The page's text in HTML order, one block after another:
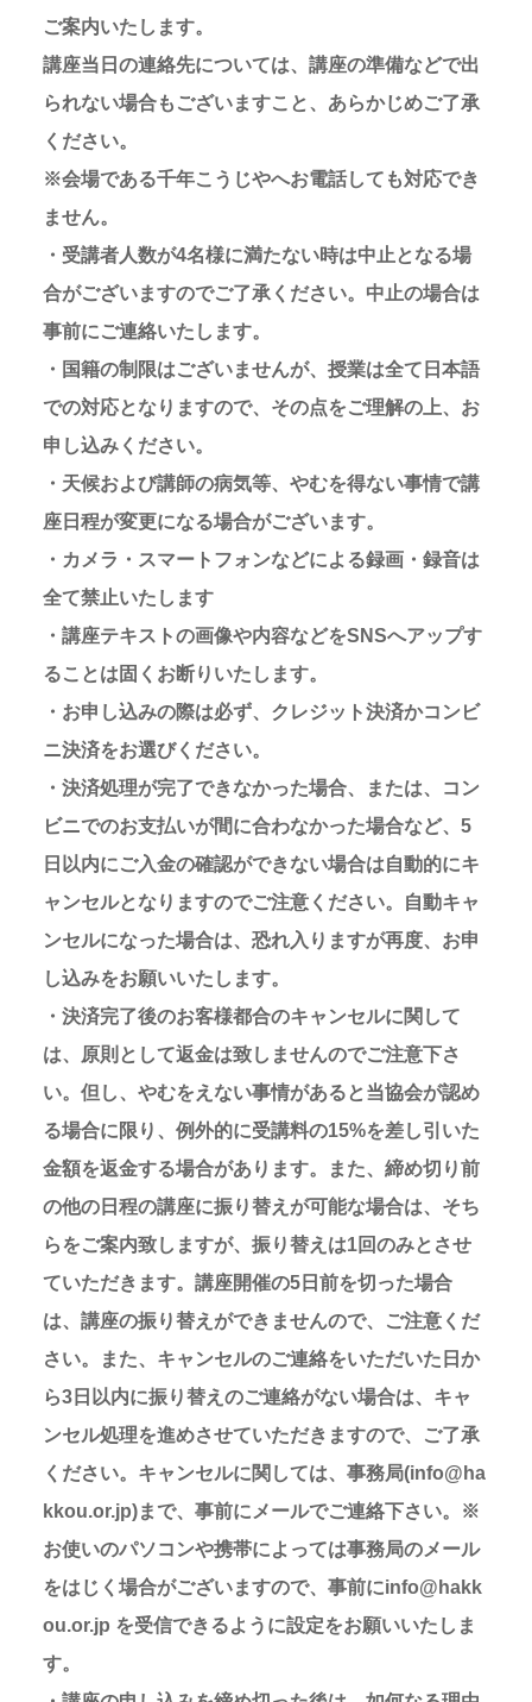
ご案内いたします。
講座当日の連絡先については、講座の準備などで出
られない場合もございますこと、あらかじめご了承
ください。
※会場である千年こうじやへお電話しても対応でき
ません。
・受講者人数が4名様に満たない時は中止となる場
合がございますのでご了承ください。中止の場合は
事前にご連絡いたします。
・国籍の制限はございませんが、授業は全て日本語
での対応となりますので、その点をご理解の上、お
申し込みください。
・天候および講師の病気等、やむを得ない事情で講
座日程が変更になる場合がございます。
・カメラ・スマートフォンなどによる録画・録音は
全て禁止いたします
・講座テキストの画像や内容などをSNSへアップす
ることは固くお断りいたします。
・お申し込みの際は必ず、クレジット決済かコンビ
ニ決済をお選びください。
・決済処理が完了できなかった場合、または、コン
ビニでのお支払いが間に合わなかった場合など、5
日以内にご入金の確認ができない場合は自動的にキ
ャンセルとなりますのでご注意ください。自動キャ
ンセルになった場合は、恐れ入りますが再度、お申
し込みをお願いいたします。
・決済完了後のお客様都合のキャンセルに関して
は、原則として返金は致しませんのでご注意下さ
い。但し、やむをえない事情があると当協会が認め
る場合に限り、例外的に受講料の15%を差し引いた
金額を返金する場合があります。また、締め切り前
の他の日程の講座に振り替えが可能な場合は、そち
らをご案内致しますが、振り替えは1回のみとさせ
ていただきます。講座開催の5日前を切った場合
は、講座の振り替えができませんので、ご注意くだ
さい。また、キャンセルのご連絡をいただいた日か
ら3日以内に振り替えのご連絡がない場合は、キャ
ンセル処理を進めさせていただきますので、ご了承
ください。キャンセルに関しては、事務局(info@ha
kkou.or.jp)まで、事前にメールでご連絡下さい。※
お使いのパソコンや携帯によっては事務局のメール
をはじく場合がございますので、事前にinfo@hakk
ou.or.jp を受信できるように設定をお願いいたしま
す。